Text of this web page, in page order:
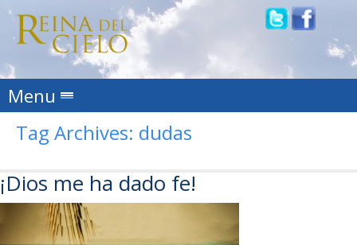
Menu Skip to content
Tag Archives: dudas
¡Dios me ha dado fe!